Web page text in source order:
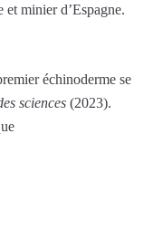
minier d’Espagne.
échinoderme se
sciences (2023).